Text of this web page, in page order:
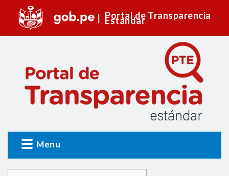
Portal de Transparencia
Estándar
Menu